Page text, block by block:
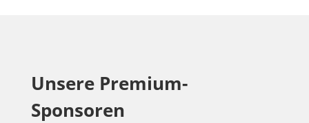
Unsere Premium-
Sponsoren